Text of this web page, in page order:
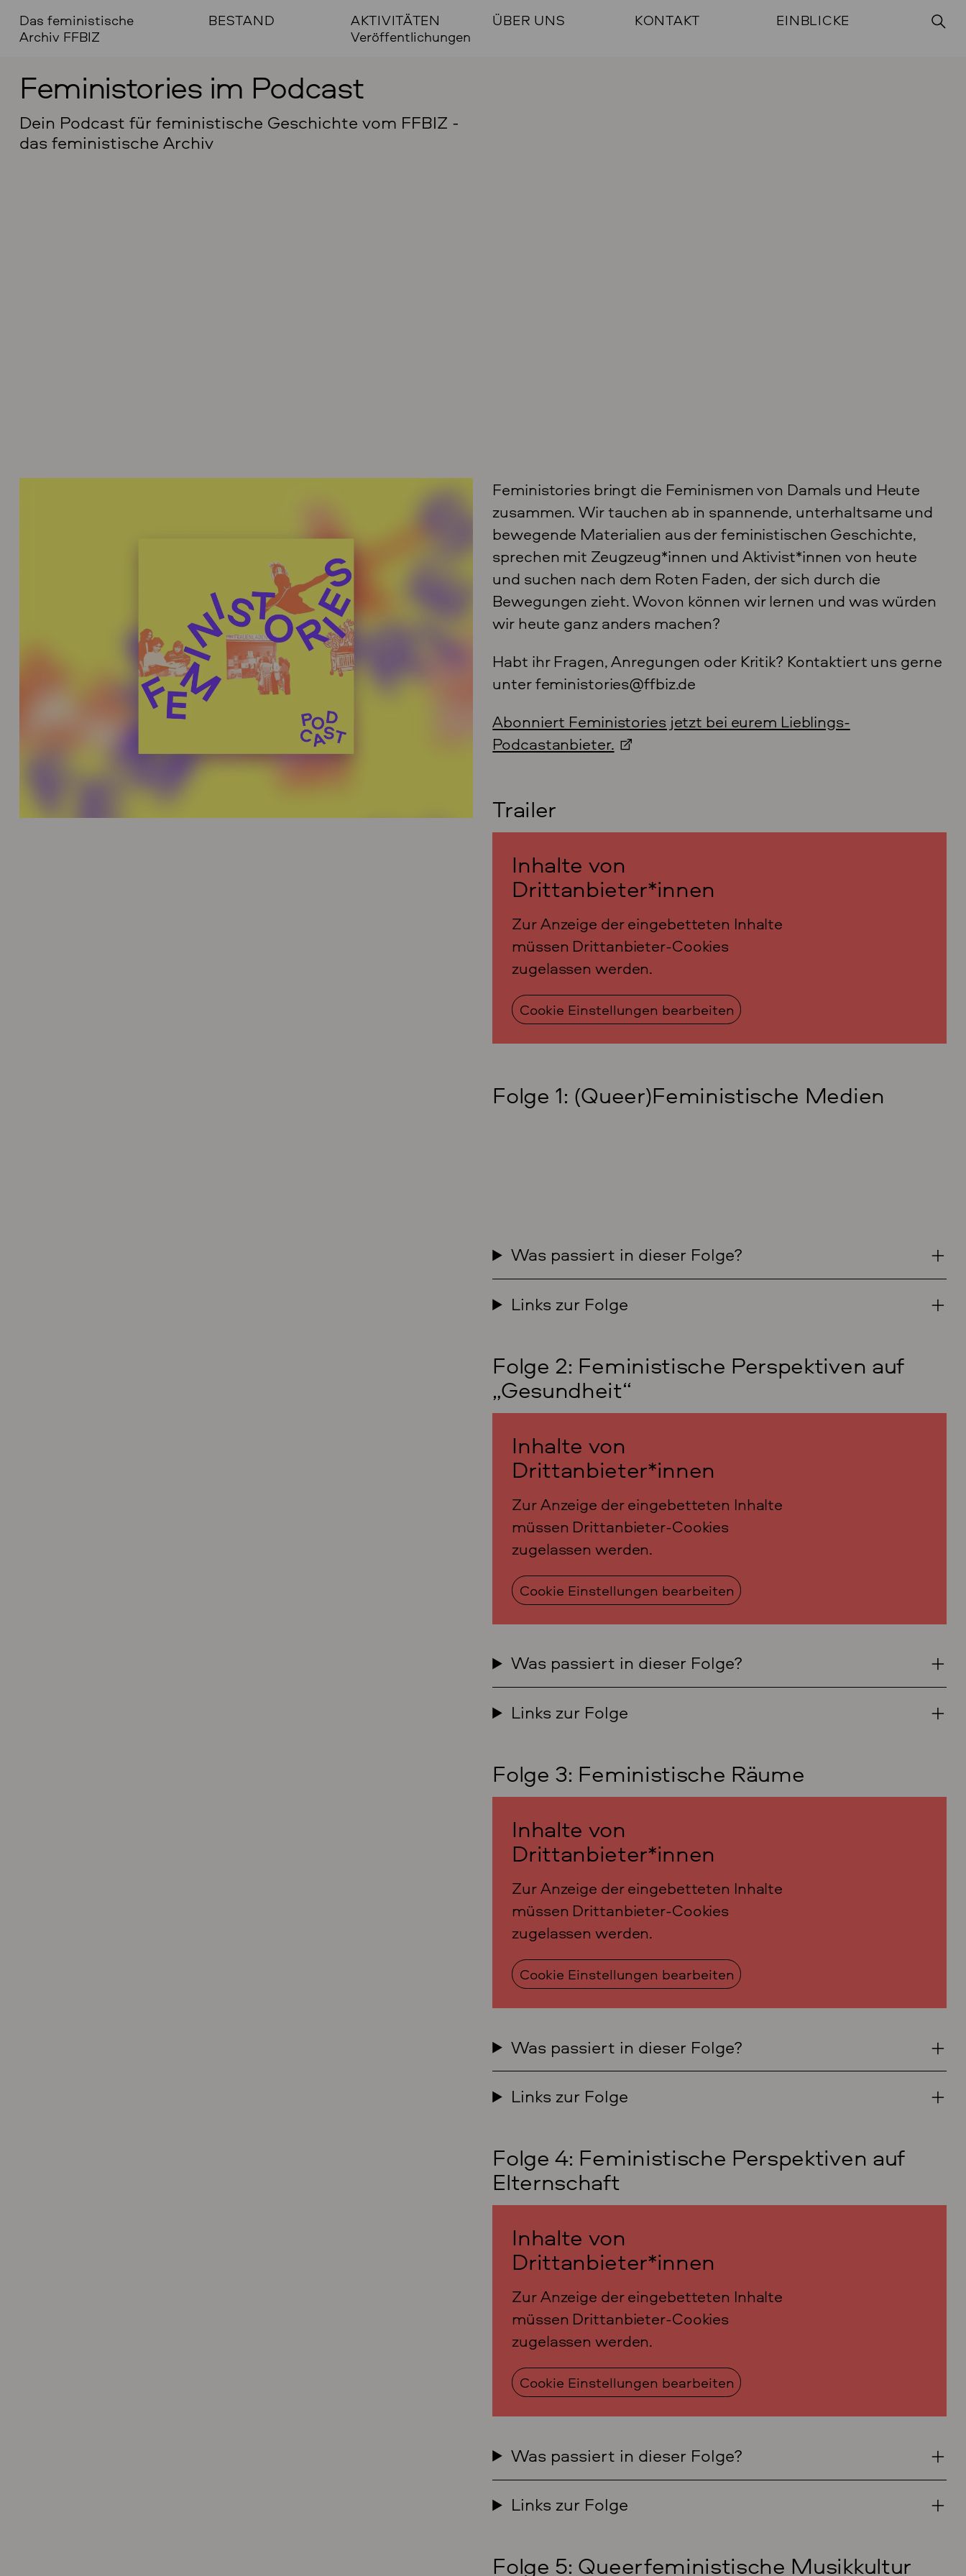
Das feministische
Archiv FFBIZ
BESTAND
AKTIVITÄTEN
Veröffentlichungen
ÜBER UNS KONTAKT EINBLICKE
Feministories im Podcast
Dein Podcast für feministische Geschichte vom FFBIZ -
das feministische Archiv
Feministories bringt die Feminismen von Damals und Heute
zusammen. Wir tauchen ab in spannende, unterhaltsame und
bewegende Materialien aus der feministischen Geschichte,
sprechen mit Zeugzeug*innen und Aktivist*innen von heute
und suchen nach dem Roten Faden, der sich durch die
Bewegungen zieht. Wovon können wir lernen und was würden
wir heute ganz anders machen?
Habt ihr Fragen, Anregungen oder Kritik? Kontaktiert uns gerne
unter feministories@ffbiz.de
Abonniert Feministories jetzt bei eurem Lieblings-
Podcastanbieter.
Trailer
Inhalte von
Drittanbieter*innen
Zur Anzeige der eingebetteten Inhalte
müssen Drittanbieter-Cookies
zugelassen werden.
Cookie Einstellungen bearbeiten
Folge 1: (Queer)Feministische Medien
Was passiert in dieser Folge?
Links zur Folge
Folge 2: Feministische Perspektiven auf
„Gesundheit“
Inhalte von
Drittanbieter*innen
Zur Anzeige der eingebetteten Inhalte
müssen Drittanbieter-Cookies
zugelassen werden.
Cookie Einstellungen bearbeiten
Was passiert in dieser Folge?
Links zur Folge
Folge 3: Feministische Räume
Inhalte von
Drittanbieter*innen
Zur Anzeige der eingebetteten Inhalte
müssen Drittanbieter-Cookies
zugelassen werden.
Cookie Einstellungen bearbeiten
Was passiert in dieser Folge?
Links zur Folge
Folge 4: Feministische Perspektiven auf
Elternschaft
Inhalte von
Drittanbieter*innen
Zur Anzeige der eingebetteten Inhalte
müssen Drittanbieter-Cookies
zugelassen werden.
Cookie Einstellungen bearbeiten
Was passiert in dieser Folge?
Links zur Folge
Folge 5: Queerfeministische Musikkultur